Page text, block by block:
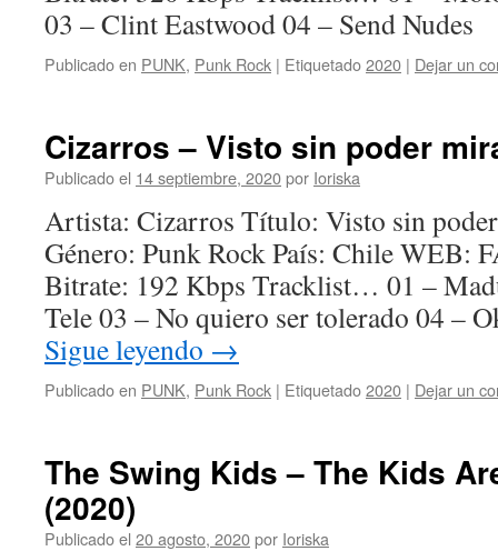
03 – Clint Eastwood 04 – Send Nudes
Publicado en PUNK, Punk Rock | Etiquetado2020 | Dejar un
Cizarros – Visto sin poder
Publicado el 14 septiembre, 2020por Ioriska
Artista: Cizarros Título: Visto sin
Género: Punk Rock País: Chile WEB:
Bitrate: 192 Kbps Tracklist… 01 –
Tele 03 – No quiero ser tolerado 04 –
Sigue leyendo →
Publicado en PUNK, Punk Rock | Etiquetado2020 | Dejar un
The Swing Kids – The Kids
(2020)
Publicado el 20 agosto, 2020por Ioriska